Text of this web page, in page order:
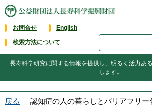
お問合せ English
検索方法について
長寿科学研究に関する情報を提供し、明るく活力あ
します。
戻る 認知症の人の暮らしとバリアフリー